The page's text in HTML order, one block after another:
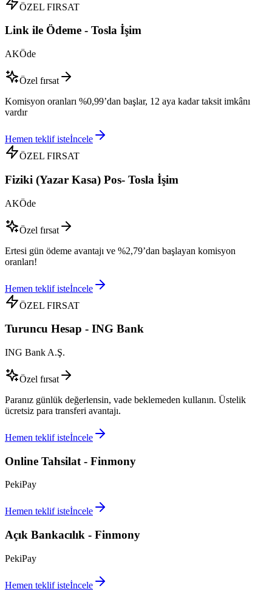
ÖZEL FIRSAT
Link ile Ödeme - Tosla İşim
AKÖde
Özel fırsat
Komisyon oranları %0,99’dan başlar, 12 aya kadar taksit imkânı
vardır
Hemen teklif isteİncele
ÖZEL FIRSAT
Fiziki (Yazar Kasa) Pos- Tosla İşim
AKÖde
Özel fırsat
Ertesi gün ödeme avantajı ve %2,79’dan başlayan komisyon
oranları!
Hemen teklif isteİncele
ÖZEL FIRSAT
Turuncu Hesap - ING Bank
ING Bank A.Ş.
Özel fırsat
Paranız günlük değerlensin, vade beklemeden kullanın. Üstelik
ücretsiz para transferi avantajı.
Hemen teklif isteİncele
Online Tahsilat - Finmony
PekiPay
Hemen teklif isteİncele
Açık Bankacılık - Finmony
PekiPay
Hemen teklif isteİncele